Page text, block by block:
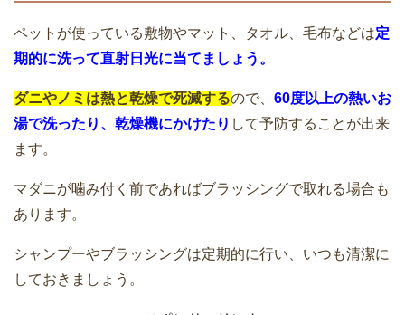
ペットが使っている敷物やマット、タオル、毛布などは定
期的に洗って直射日光に当てましょう。
ダニやノミは熱と乾燥で死滅するので、 60度以上の熱いお
湯で洗ったり、乾燥機にかけたり して予防することが出来
ます。
マダニが噛み付く前であればブラッシングで取れる場合も
あります。
シャンプーやブラッシングは定期的に行い、いつも清潔に
しておきましょう。